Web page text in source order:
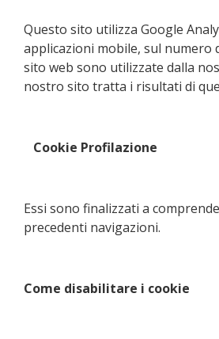
Questo sito utilizza Google
applicazioni mobile, sul
sito web sono utilizzate dalla
nostro sito tratta i risultati di
Cookie Profilazione
Essi sono finalizzati a
precedenti navigazioni.
Come disabilitare i cookie